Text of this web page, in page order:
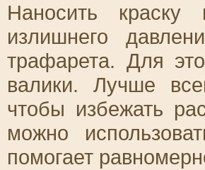
Наносить краску
излишнего
трафарета. Для
валики. Лучше
чтобы избежать
можно
помогает